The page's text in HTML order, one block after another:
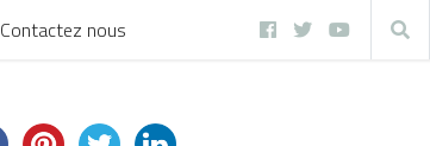
Contactez nous